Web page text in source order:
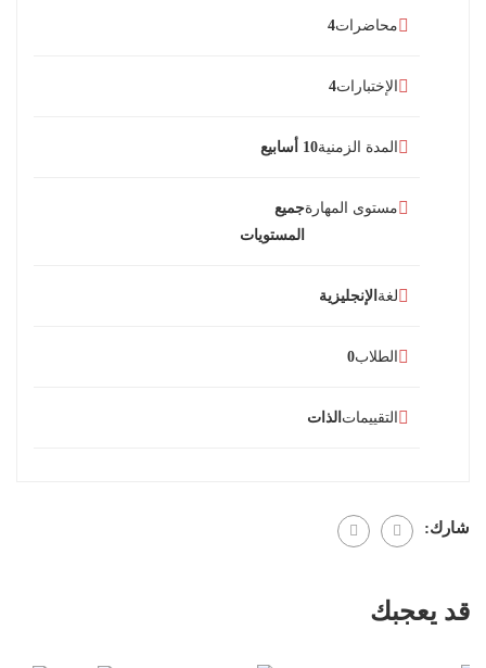
محاضرات4
الإختبارات4
المدة الزمنية10 أسابيع
مستوى المهارةجميع
المستويات
لغة الإنجليزية
الطلاب0
التقييمات الذات
شارك:
قد يعجبك